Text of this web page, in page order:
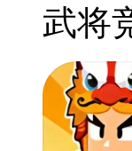
武将